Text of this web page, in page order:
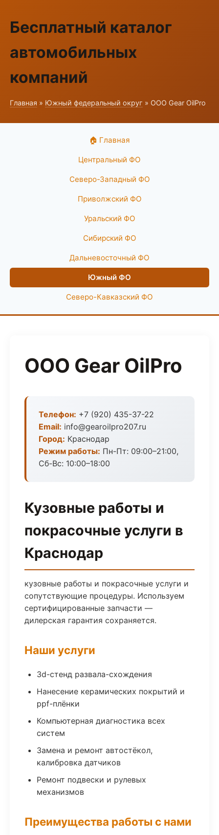
Бесплатный каталог
автомобильных
компаний
Главная » Южный федеральный округ » ООО Gear OilPro
🏠 Главная
Центральный ФО
Северо-Западный ФО
Приволжский ФО
Уральский ФО
Сибирский ФО
Дальневосточный ФО
Южный ФО
Северо-Кавказский ФО
ООО Gear OilPro
Телефон: +7 (920) 435-37-22
Email: info@gearoilpro207.ru
Город: Краснодар
Режим работы: Пн-Пт: 09:00–21:00,
Сб-Вс: 10:00–18:00
Кузовные работы и
покрасочные услуги в
Краснодар
кузовные работы и покрасочные услуги и
сопутствующие процедуры. Используем
сертифицированные запчасти —
дилерская гарантия сохраняется.
Наши услуги
3d-стенд развала-схождения
Нанесение керамических покрытий и
ppf-плёнки
Компьютерная диагностика всех
систем
Замена и ремонт автостёкол,
калибровка датчиков
Ремонт подвески и рулевых
механизмов
Преимущества работы с нами